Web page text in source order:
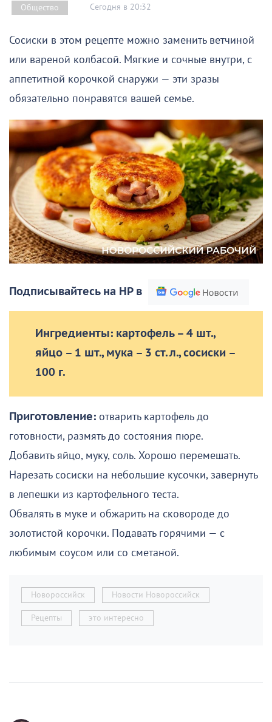
Общество Сегодня в 20:32
Сосиски в этом рецепте можно заменить ветчиной
или вареной колбасой. Мягкие и сочные внутри, с
аппетитной корочкой снаружи — эти зразы
обязательно понравятся вашей семье.
Подписывайтесь на НР в
Ингредиенты: картофель – 4 шт.,
яйцо – 1 шт., мука – 3 ст. л., сосиски –
100 г.
Приготовление: отварить картофель до
готовности, размять до состояния пюре.
Добавить яйцо, муку, соль. Хорошо перемешать.
Нарезать сосиски на небольшие кусочки, завернуть
в лепешки из картофельного теста.
Обвалять в муке и обжарить на сковороде до
золотистой корочки. Подавать горячими — с
любимым соусом или со сметаной.
Новороссийск Новости Новороссийск
Рецепты это интересно